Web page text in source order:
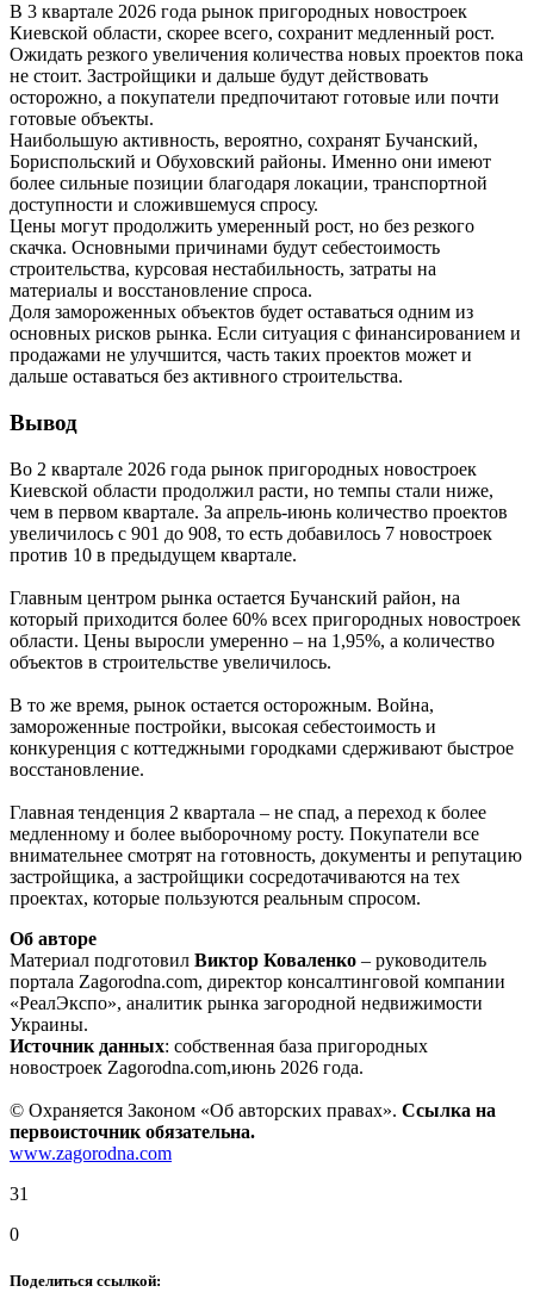
В 3 квартале 2026 года рынок пригородных новостроек
Киевской области, скорее всего, сохранит медленный рост.
Ожидать резкого увеличения количества новых проектов пока
не стоит. Застройщики и дальше будут действовать
осторожно, а покупатели предпочитают готовые или почти
готовые объекты.
Наибольшую активность, вероятно, сохранят Бучанский,
Бориспольский и Обуховский районы. Именно они имеют
более сильные позиции благодаря локации, транспортной
доступности и сложившемуся спросу.
Цены могут продолжить умеренный рост, но без резкого
скачка. Основными причинами будут себестоимость
строительства, курсовая нестабильность, затраты на
материалы и восстановление спроса.
Доля замороженных объектов будет оставаться одним из
основных рисков рынка. Если ситуация с финансированием и
продажами не улучшится, часть таких проектов может и
дальше оставаться без активного строительства.
Вывод
Во 2 квартале 2026 года рынок пригородных новостроек
Киевской области продолжил расти, но темпы стали ниже,
чем в первом квартале. За апрель-июнь количество проектов
увеличилось с 901 до 908, то есть добавилось 7 новостроек
против 10 в предыдущем квартале.
Главным центром рынка остается Бучанский район, на
который приходится более 60% всех пригородных новостроек
области. Цены выросли умеренно – на 1,95%, а количество
объектов в строительстве увеличилось.
В то же время, рынок остается осторожным. Война,
замороженные постройки, высокая себестоимость и
конкуренция с коттеджными городками сдерживают быстрое
восстановление.
Главная тенденция 2 квартала – не спад, а переход к более
медленному и более выборочному росту. Покупатели все
внимательнее смотрят на готовность, документы и репутацию
застройщика, а застройщики сосредотачиваются на тех
проектах, которые пользуются реальным спросом.
Об авторе
Материал подготовил Виктор Коваленко – руководитель
портала Zagorodna.com, директор консалтинговой компании
«РеалЭкспо», аналитик рынка загородной недвижимости
Украины.
Источник данных: собственная база пригородных
новостроек Zagorodna.com,июнь 2026 года.
© Охраняется Законом «Об авторских правах». Ссылка на
первоисточник обязательна.
www.zagorodna.com
31
0
Поделиться ссылкой: